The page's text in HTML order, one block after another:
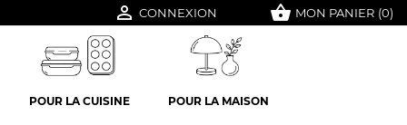
 CONNEXION shopping_basket MON PANIER (0)
POUR LA CUISINE POUR LA MAISON